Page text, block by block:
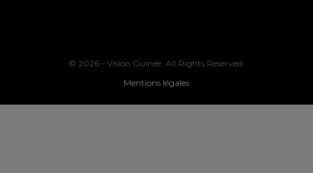
© 2026 - Vision Guinee. All Rights Reserved.
Mentions légales